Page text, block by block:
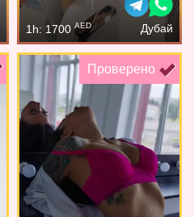
1h: 1700 AED Дубай
Проверено